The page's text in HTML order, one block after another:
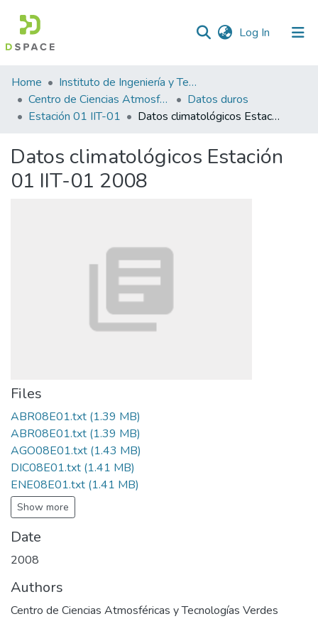
Log In (current)
Statistics
Home
Instituto de Ingeniería y Tecnología
Centro de Ciencias Atmosféricas y Tecnologías Verdes
Datos duros
Estación 01 IIT-01
Datos climatológicos Estación 01 IIT-01 2008
Datos climatológicos Estación
01 IIT-01 2008
Files
ABR08E01.txt (1.39 MB)
ABR08E01.txt (1.39 MB)
AGO08E01.txt (1.43 MB)
DIC08E01.txt (1.41 MB)
ENE08E01.txt (1.41 MB)
Show more
Date
2008
Authors
Centro de Ciencias Atmosféricas y Tecnologías Verdes